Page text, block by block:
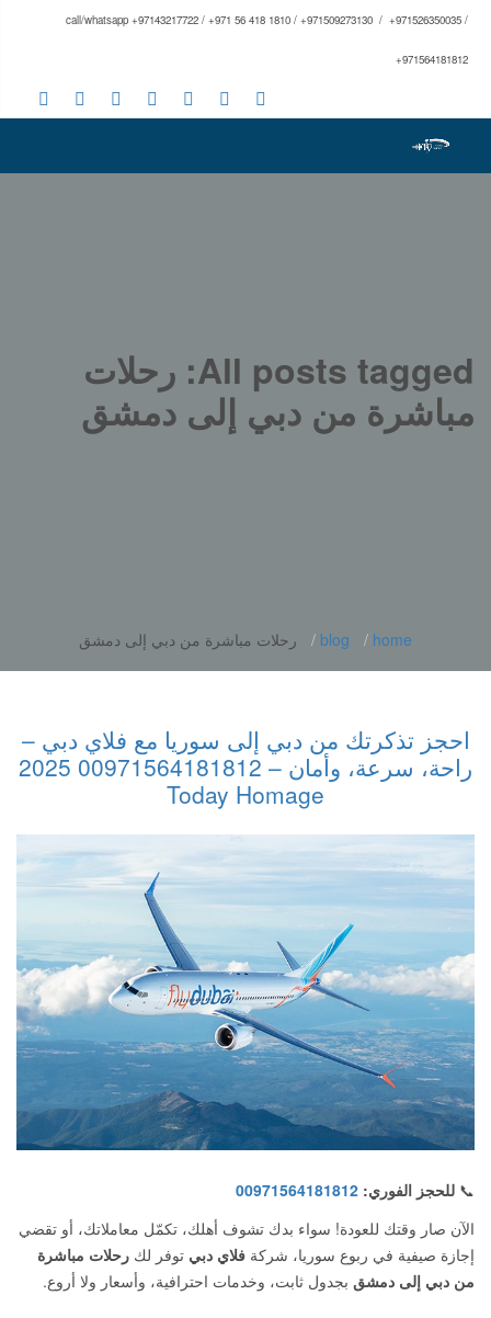
call/whatsapp +97143217722 / +971 56 418 1810 / +971509273130 / +971526350035 /
+971564181812
All posts tagged: رحلات
مباشرة من دبي إلى دمشق
home
blog رحلات مباشرة من دبي إلى دمشق
احجز تذكرتك من دبي إلى سوريا مع فلاي دبي –
راحة، سرعة، وأمان – 00971564181812 2025
Today Homage
📞 للحجز الفوري: 00971564181812
الآن صار وقتك للعودة! سواء بدك تشوف أهلك، تكمّل معاملاتك، أو تقضي
إجازة صيفية في ربوع سوريا، شركة فلاي دبي توفر لك رحلات مباشرة
من دبي إلى دمشق بجدول ثابت، وخدمات احترافية، وأسعار ولا أروع.